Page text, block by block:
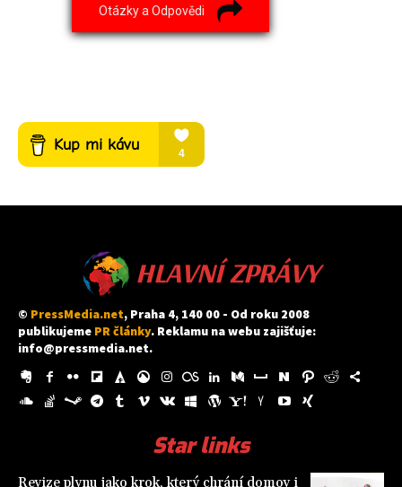
Otázky a Odpovědi
HLAVNÍ ZPRÁVY
© PressMedia.net, Praha 4, 140 00 - Od roku 2008
publikujeme PR články. Reklamu na webu zajišťuje:
info@pressmedia.net.
Star links
Revize plynu jako krok, který chrání domov i